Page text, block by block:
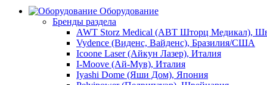
Оборудование
Бренды раздела
AWT Storz Medical (АВТ Шторц Медикал),
Vydence (Виденс, Вайденс), Бразилия/США
Icoone Laser (Айкун Лазер), Италия
I-Moove (Ай-Мув), Италия
Iyashi Dome (Яши Дом), Япония